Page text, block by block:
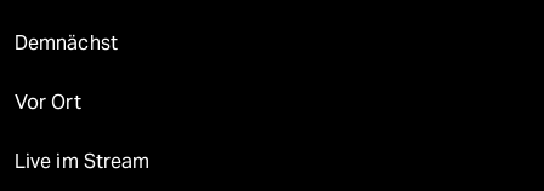
Demnächst
Vor Ort
Live im Stream